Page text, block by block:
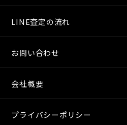
LINE査定の流れ
お問い合わせ
会社概要
プライバシーポリシー